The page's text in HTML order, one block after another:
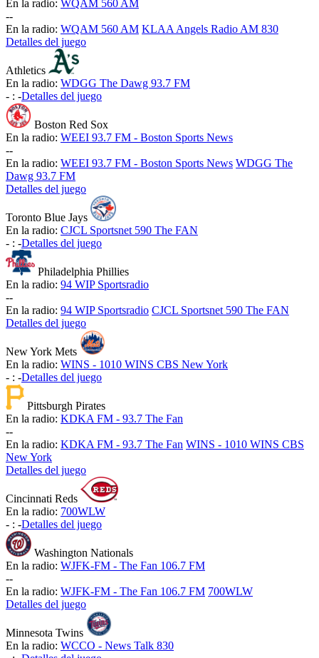
En la radio: WQAM 560 AM
--
En la radio: WQAM 560 AM KLAA Angels Radio AM 830
Detalles del juego
Athletics
En la radio: WDGG The Dawg 93.7 FM
- : -Detalles del juego
Boston Red Sox
En la radio: WEEI 93.7 FM - Boston Sports News
--
En la radio: WEEI 93.7 FM - Boston Sports News WDGG The
Dawg 93.7 FM
Detalles del juego
Toronto Blue Jays
En la radio: CJCL Sportsnet 590 The FAN
- : -Detalles del juego
Philadelphia Phillies
En la radio: 94 WIP Sportsradio
--
En la radio: 94 WIP Sportsradio CJCL Sportsnet 590 The FAN
Detalles del juego
New York Mets
En la radio: WINS - 1010 WINS CBS New York
- : -Detalles del juego
Pittsburgh Pirates
En la radio: KDKA FM - 93.7 The Fan
--
En la radio: KDKA FM - 93.7 The Fan WINS - 1010 WINS CBS
New York
Detalles del juego
Cincinnati Reds
En la radio: 700WLW
- : -Detalles del juego
Washington Nationals
En la radio: WJFK-FM - The Fan 106.7 FM
--
En la radio: WJFK-FM - The Fan 106.7 FM 700WLW
Detalles del juego
Minnesota Twins
En la radio: WCCO - News Talk 830